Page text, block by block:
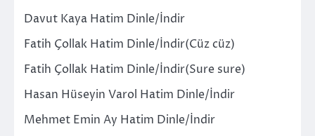
Davut Kaya Hatim Dinle/İndir
Fatih Çollak Hatim Dinle/İndir(Cüz cüz)
Fatih Çollak Hatim Dinle/İndir(Sure sure)
Hasan Hüseyin Varol Hatim Dinle/İndir
Mehmet Emin Ay Hatim Dinle/İndir